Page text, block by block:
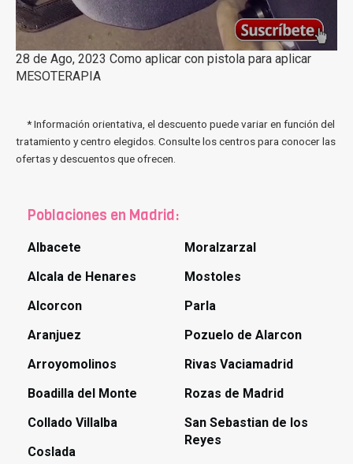
28 de Ago, 2023 Como aplicar con pistola para aplicar
MESOTERAPIA
* Información orientativa, el descuento puede variar en función del
tratamiento y centro elegidos. Consulte los centros para conocer las
ofertas y descuentos que ofrecen.
Poblaciones en Madrid:
Albacete
Alcala de Henares
Alcorcon
Aranjuez
Arroyomolinos
Boadilla del Monte
Collado Villalba
Coslada
Moralzarzal
Mostoles
Parla
Pozuelo de Alarcon
Rivas Vaciamadrid
Rozas de Madrid
San Sebastian de los
Reyes